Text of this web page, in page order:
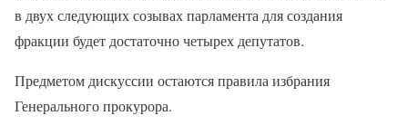
в двух следующих созывах парламента для создания
фракции будет достаточно четырех депутатов.
Предметом дискуссии остаются правила избрания
Генерального прокурора.